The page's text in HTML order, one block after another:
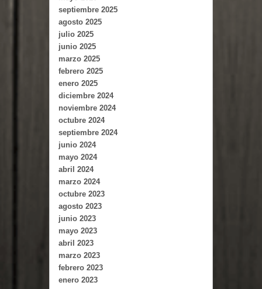
septiembre 2025
agosto 2025
julio 2025
junio 2025
marzo 2025
febrero 2025
enero 2025
diciembre 2024
noviembre 2024
octubre 2024
septiembre 2024
junio 2024
mayo 2024
abril 2024
marzo 2024
octubre 2023
agosto 2023
junio 2023
mayo 2023
abril 2023
marzo 2023
febrero 2023
enero 2023